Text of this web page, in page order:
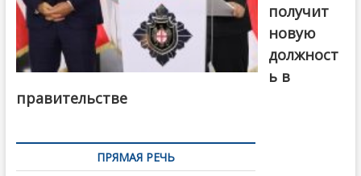
получит
новую
должност
ь в
правительстве
ПРЯМАЯ РЕЧЬ